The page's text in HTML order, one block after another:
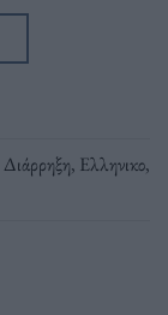
Διάρρηξη, Ελληνικο,